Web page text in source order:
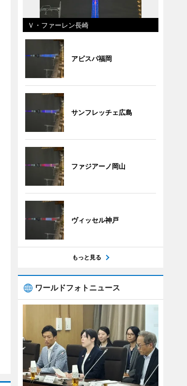
Ｖ・ファーレン長崎
アビスパ福岡
サンフレッチェ広島
ファジアーノ岡山
ヴィッセル神戸
もっと見る
ワールドフォトニュース